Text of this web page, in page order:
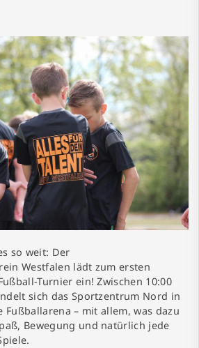
so weit: Der
Westfalen lädt zum ersten
Turnier ein! Zwischen 10:00
sich das Sportzentrum Nord in
Fußballarena – mit allem, was dazu
Bewegung und natürlich jede